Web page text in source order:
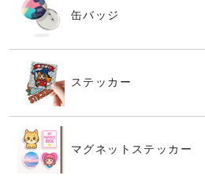
缶バッジ
ステッカー
マグネットステッカー